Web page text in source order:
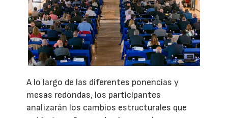
A lo largo de las diferentes ponencias y
mesas redondas, los participantes
analizarán los cambios estructurales que